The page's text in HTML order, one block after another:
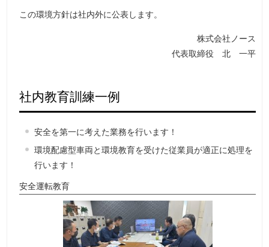
この環境方針は社内外に公表します。
株式会社ノース
代表取締役 北 一平
社内教育訓練一例
安全を第一に考えた業務を行います！
環境配慮型車両と環境教育を受けた従業員が適正に処理を
行います！
安全運転教育